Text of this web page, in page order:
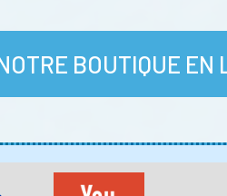
BOUTIQUE EN